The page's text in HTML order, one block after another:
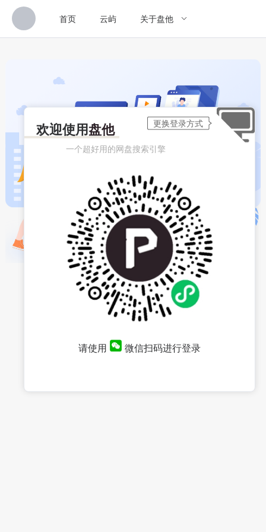
首页 云屿 关于盘他
欢迎使用盘他
一个超好用的网盘搜索引擎
请使用 微信扫码进行登录